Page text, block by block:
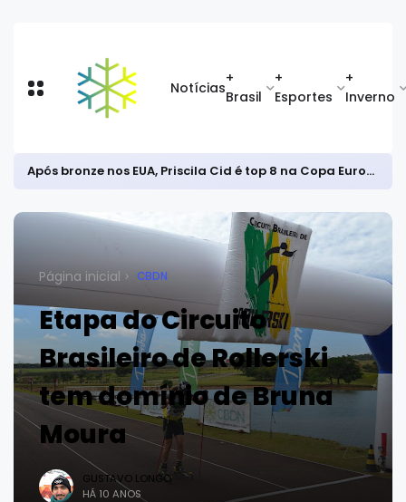
Notícias
+
Brasil
+
Esportes
+
Inverno
Após bronze nos EUA, Priscila Cid é top 8 na Copa Europeia de snowboard halfpipe
Página inicial CBDN
Etapa do Circuito
Brasileiro de Rollerski
tem domínio de Bruna
Moura
GUSTAVO LONGO
HÁ 10 ANOS